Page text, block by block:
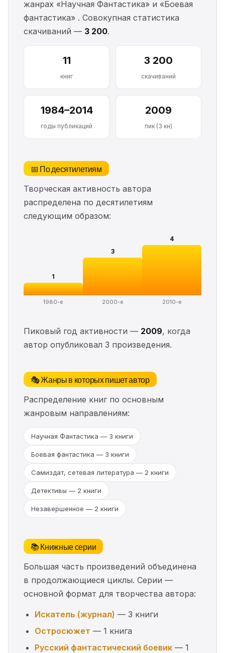
жанрах «Научная Фантастика» и «Боевая
фантастика» . Совокупная статистика
скачиваний — 3 200.
11
книг
3 200
скачиваний
1984–2014
годы публикаций
2009
пик (3 кн)
📅 По десятилетиям
Творческая активность автора
распределена по десятилетиям
следующим образом:
1
1980-е
3
2000-е
4
2010-е
Пиковый год активности — 2009, когда
автор опубликовал 3 произведения.
🎭 Жанры в которых пишет автор
Распределение книг по основным
жанровым направлениям:
Научная Фантастика — 3 книги
Боевая фантастика — 3 книги
Самиздат, сетевая литература — 2 книги
Детективы — 2 книги
Незавершенное — 2 книги
📚 Книжные серии
Большая часть произведений объединена
в продолжающиеся циклы. Серии —
основной формат для творчества автора:
Искатель (журнал) — 3 книги
Остросюжет — 1 книга
Русский фантастический боевик — 1